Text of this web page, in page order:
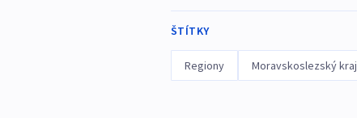
ŠTÍTKY
Regiony Moravskoslezský kraj